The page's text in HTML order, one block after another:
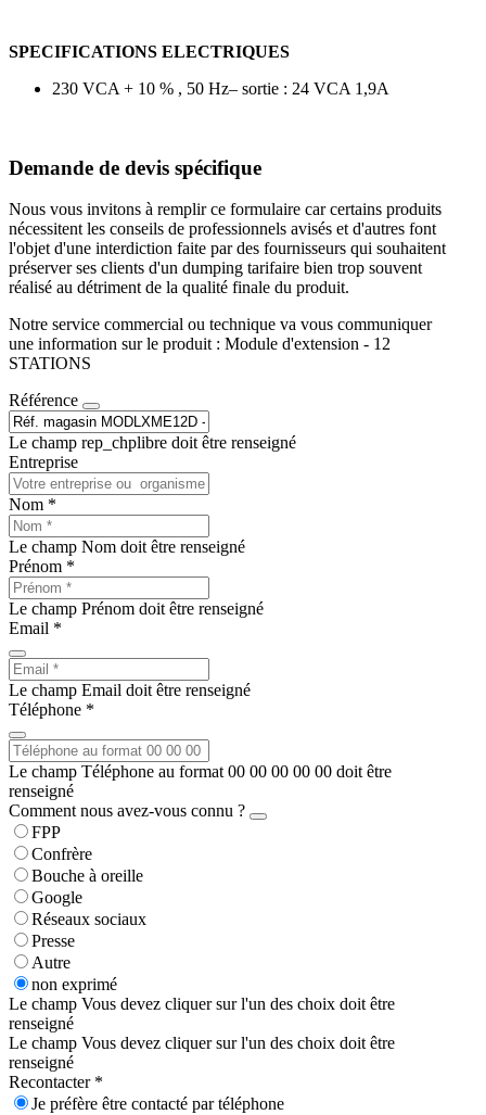
SPECIFICATIONS ELECTRIQUES
230 VCA + 10 % , 50 Hz– sortie : 24 VCA 1,9A
Demande de devis spécifique
Nous vous invitons à remplir ce formulaire car certains produits
nécessitent les conseils de professionnels avisés et d'autres font
l'objet d'une interdiction faite par des fournisseurs qui souhaitent
préserver ses clients d'un dumping tarifaire bien trop souvent
réalisé au détriment de la qualité finale du produit.
Notre service commercial ou technique va vous communiquer
une information sur le produit : Module d'extension - 12
STATIONS
Référence
Le champ rep_chplibre doit être renseigné
Entreprise
Nom *
Le champ Nom doit être renseigné
Prénom *
Le champ Prénom doit être renseigné
Email *
Le champ Email doit être renseigné
Téléphone *
Le champ Téléphone au format 00 00 00 00 00 doit être
renseigné
Comment nous avez-vous connu ?
FPP
Confrère
Bouche à oreille
Google
Réseaux sociaux
Presse
Autre
non exprimé
Le champ Vous devez cliquer sur l'un des choix doit être
renseigné
Le champ Vous devez cliquer sur l'un des choix doit être
renseigné
Recontacter *
Je préfère être contacté par téléphone